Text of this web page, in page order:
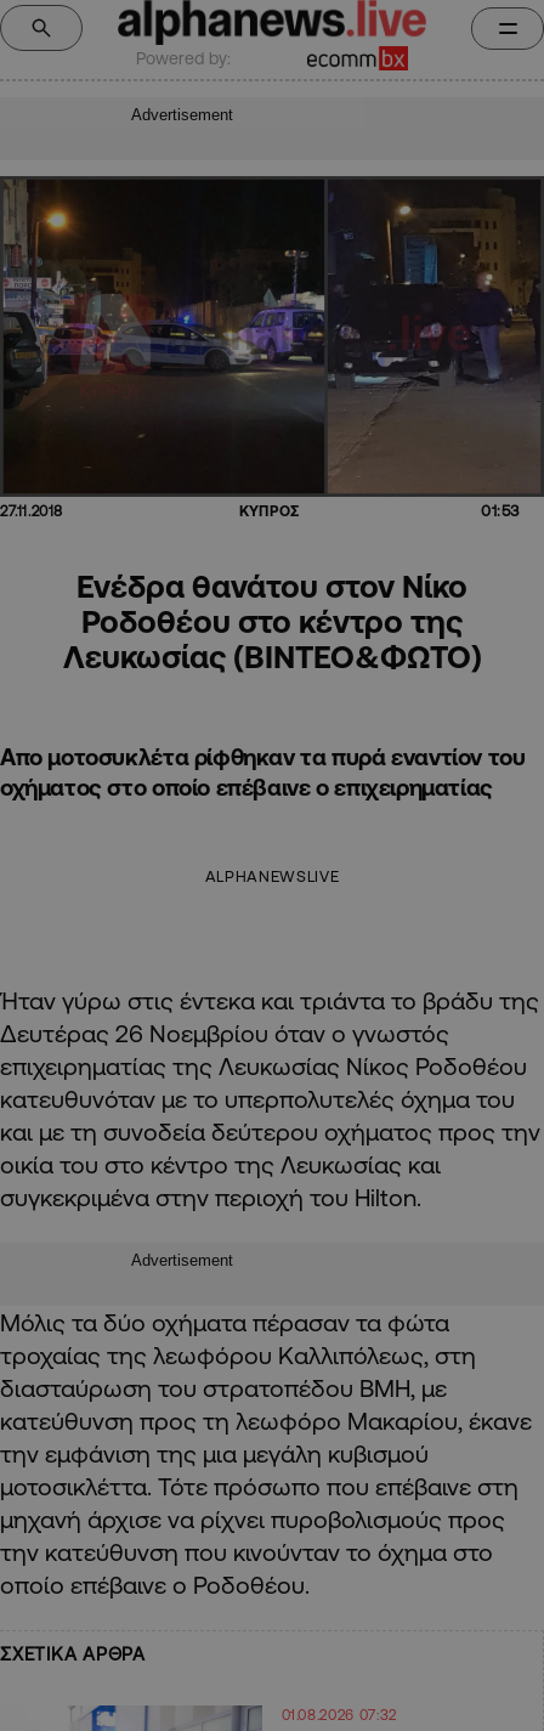
Powered by:
Advertisement
27.11.2018 ΚΥΠΡΟΣ 01:53
Ενέδρα θανάτου στον Νίκο
Ροδοθέου στο κέντρο της
Λευκωσίας (ΒΙΝΤΕΟ&ΦΩΤΟ)
Απο μοτοσυκλέτα ρίφθηκαν τα πυρά εναντίον του
οχήματος στο οποίο επέβαινε ο επιχειρηματίας
ALPHANEWSLIVE
Ήταν γύρω στις έντεκα και τριάντα το βράδυ της
Δευτέρας 26 Νοεμβρίου όταν ο γνωστός
επιχειρηματίας της Λευκωσίας Νίκος Ροδοθέου
κατευθυνόταν με το υπερπολυτελές όχημα του
και με τη συνοδεία δεύτερου οχήματος προς την
οικία του στο κέντρο της Λευκωσίας και
συγκεκριμένα στην περιοχή του Hilton.
Advertisement
Μόλις τα δύο οχήματα πέρασαν τα φώτα
τροχαίας της λεωφόρου Καλλιπόλεως, στη
διασταύρωση του στρατοπέδου BMH, με
κατεύθυνση προς τη λεωφόρο Μακαρίου, έκανε
την εμφάνιση της μια μεγάλη κυβισμού
μοτοσικλέττα. Τότε πρόσωπο που επέβαινε στη
μηχανή άρχισε να ρίχνει πυροβολισμούς προς
την κατεύθυνση που κινούνταν το όχημα στο
οποίο επέβαινε ο Ροδοθέου.
ΣΧΕΤΙΚΑ ΑΡΘΡΑ
01.08.2026 07:32